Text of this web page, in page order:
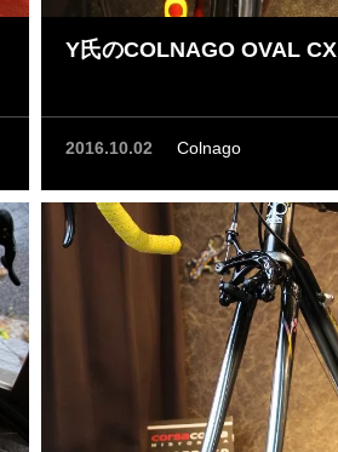
Y氏のCOLNAGO OVAL CX
2016.10.02 Colnago